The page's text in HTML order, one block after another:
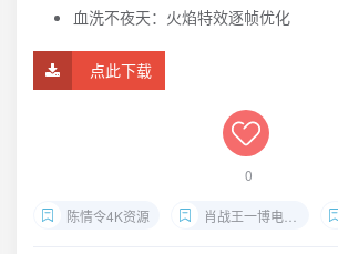
血洗不夜天：火焰特效逐帧优化
点此下载
0
陈情令4K资源 肖战王一博电视剧